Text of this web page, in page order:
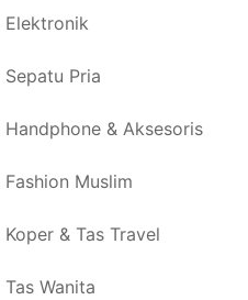
Elektronik
Sepatu Pria
Handphone & Aksesoris
Fashion Muslim
Koper & Tas Travel
Tas Wanita